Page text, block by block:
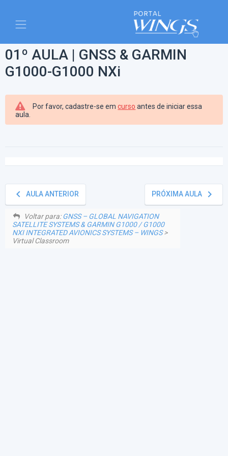
01º AULA | GNSS & GARMIN
G1000-G1000 NXi
Por favor, cadastre-se emcurso antes de iniciar essa
aula.
keyboard_arrow_left AULA ANTERIOR PRÓXIMA AULA keyboard_arrow_right
Voltar para:GNSS – GLOBAL NAVIGATION
SATELLITE SYSTEMS & GARMIN G1000 / G1000
NXI INTEGRATED AVIONICS SYSTEMS – WINGS>
Virtual Classroom